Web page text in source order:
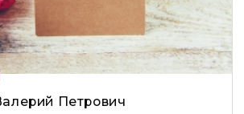
Петрович